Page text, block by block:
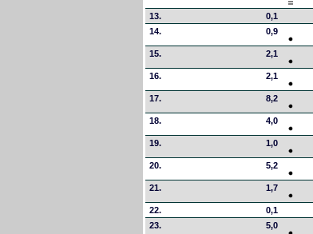
13. 0,1
14.
0,9
15. 2,1
16. 2,1
17. 8,2
18. 4,0
19. 1,0
20. 5,2
21. 1,7
22. 0,1
23.
5,0